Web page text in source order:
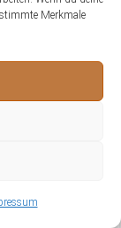
Merkmale
bei